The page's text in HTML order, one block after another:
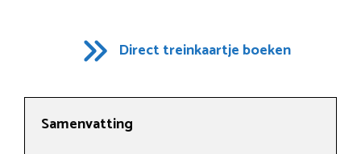
Direct treinkaartje boeken
Samenvatting